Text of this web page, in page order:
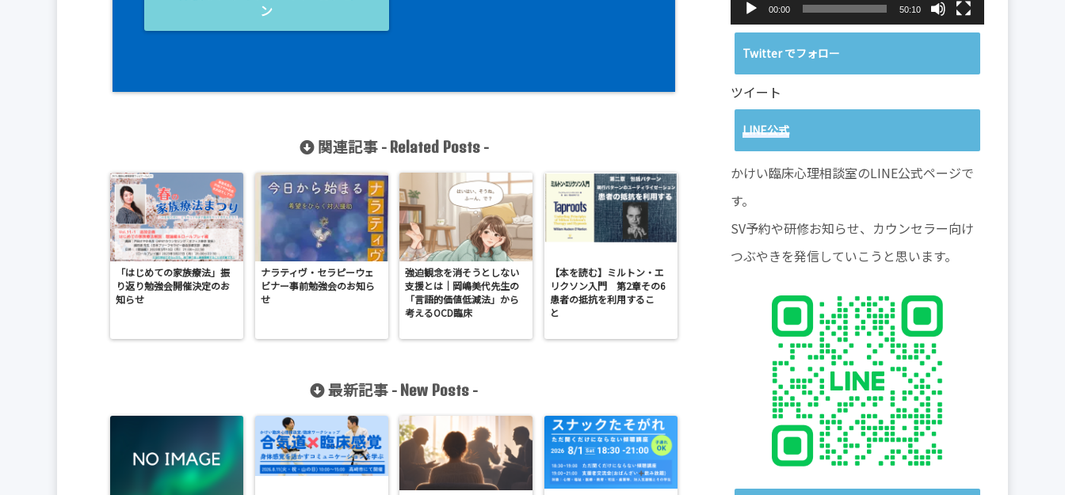
ン
関連記事 - Related Posts-
「はじめての家族療法」振
り返り勉強会開催決定のお
知らせ
ナラティヴ・セラピーウェ
ビナー事前勉強会のお知ら
せ
強迫観念を消そうとしない
支援とは｜岡嶋美代先生の
「言語的価値低減法」から
考えるOCD臨床
【本を読む】ミルトン・エ
リクソン入門 第2章その6
患者の抵抗を利用するこ
と
最新記事 - New Posts -
00:00 50:10
Twitter でフォロー
ツイート
LINE公式
かけい臨床心理相談室のLINE公式ページで
す。
SV予約や研修お知らせ、カウンセラー向け
つぶやきを発信していこうと思います。